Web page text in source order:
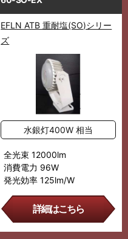
EFLN ATB 重耐塩(SO)シリー
ズ
水銀灯400W 相当
全光束 12000lm
消費電力 96W
発光効率 125lm/W
詳細はこちら